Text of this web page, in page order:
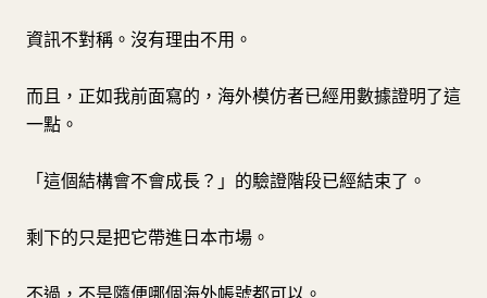
資訊不對稱。沒有理由不用。
而且，正如我前面寫的，海外模仿者已經用數據證明了這
一點。
「這個結構會不會成長？」的驗證階段已經結束了。
剩下的只是把它帶進日本市場。
不過，不是隨便哪個海外帳號都可以。